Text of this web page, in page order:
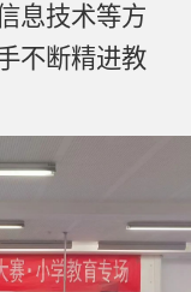
息技术等方
不断精进教